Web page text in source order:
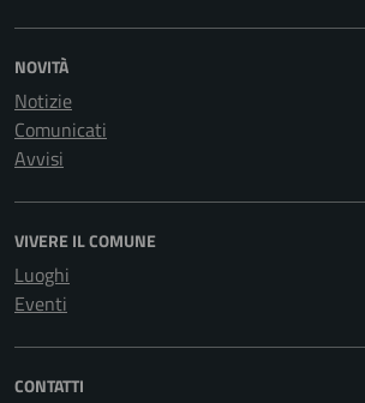
NOVITÀ
Notizie
Comunicati
Avvisi
VIVERE IL COMUNE
Luoghi
Eventi
CONTATTI